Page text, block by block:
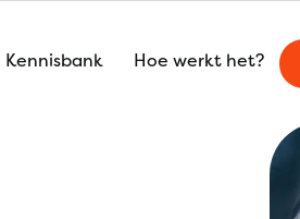
Kennisbank Hoe werkt het?